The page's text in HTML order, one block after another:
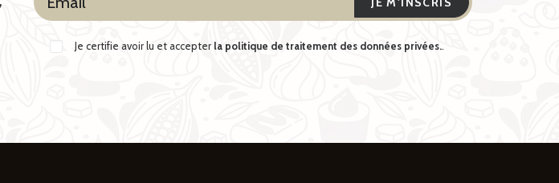
Je certifie avoir lu et accepter la politique de traitement des données privées..